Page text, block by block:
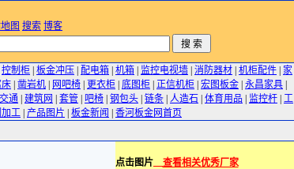
图 搜索 博客
控制柜 板金冲压 配电箱 机箱 监控电视墙 消防器材 机柜配件
家
凿岩机 网吧椅 更衣柜 底图柜 正信机柜 宏图板金 永昌家具
通 建筑网 套管 吧椅 钢包头 链条 人造石 体育用品 监控杆 工
工 产品图片 板金新闻
香河板金网首页
点击图片＿ 查看相关优秀厂家